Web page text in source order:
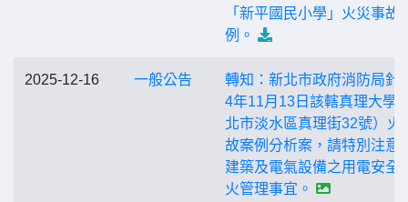
「新平國民小學」火災事故
例。
2025-12-16 一般公告
轉知：新北市政府消防局針
4年11月13日該轄真理大學
北市淡水區真理街32號）火
故案例分析案，請特別注意
建築及電氣設備之用電安全
火管理事宜。